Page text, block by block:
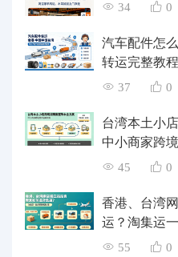
34 0
汽车配件怎
转运完整教程
37 0
台湾本土小
中小商家跨
45 0
香港、台湾
运？淘集运
55 0